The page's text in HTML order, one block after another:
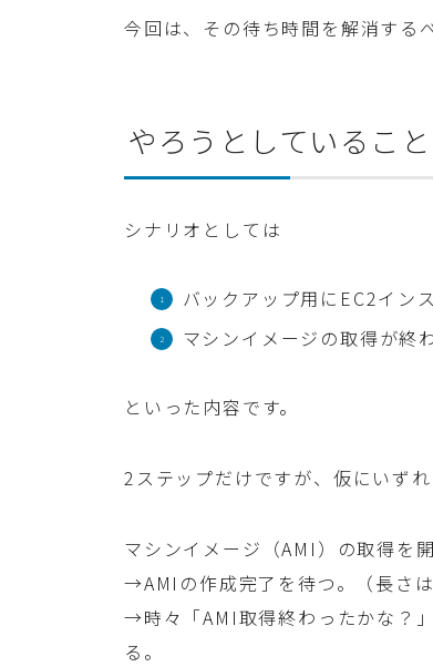
今回は、その待ち時間を解消する
やろうとしていること
シナリオとしては
バックアップ用にEC2イン
マシンイメージの取得が終
といった内容です。
2ステップだけですが、仮にいず
マシンイメージ（AMI）の取得を
→AMIの作成完了を待つ。（長さ
→時々「AMI取得終わったかな？
る。